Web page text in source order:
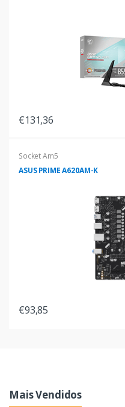
€131,36
Socket Am5
ASUS PRIME A620AM-K
€93,85
Mais Vendidos